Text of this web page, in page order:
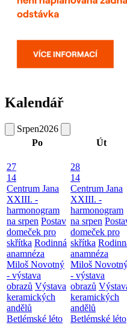
Kalendář
Srpen2026
Po
Út
27
14
Centrum Jana
XXIII. -
harmonogram
na srpen Postav
domeček pro
skřítka Rodinná
anamnéza
Miloš Novotný
- výstava
obrazů Výstava
keramických
andělů
Betlémské léto
28
14
Centrum Jana
XXIII. -
harmonogram
na srpen
domeček pro
skřítka
anamnéza
Miloš
- výstava
obrazů
keramických
andělů
Betlémské léto